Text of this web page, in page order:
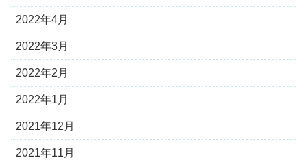
2022年4月
2022年3月
2022年2月
2022年1月
2021年12月
2021年11月